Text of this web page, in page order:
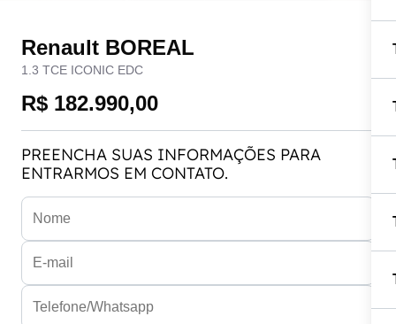
Renault BOREAL
1.3 TCE ICONIC EDC
R$ 182.990,00
PREENCHA SUAS INFORMAÇÕES PARA
ENTRARMOS EM CONTATO.